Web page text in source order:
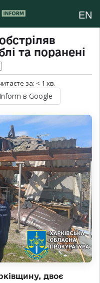
EN
та поранені
за: < 1 хв.
в Google
двоє